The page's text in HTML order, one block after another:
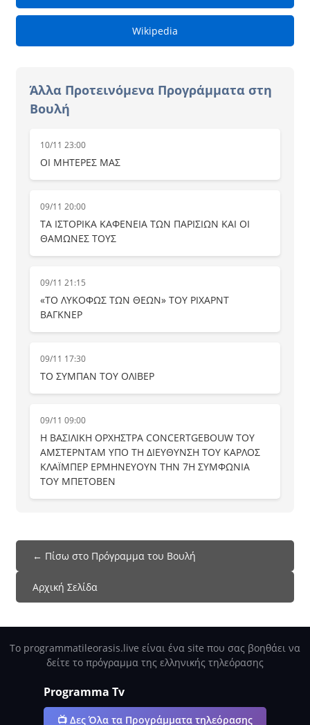
Wikipedia
Άλλα Προτεινόμενα Προγράμματα στη
Βουλή
10/11 23:00
ΟΙ ΜΗΤΕΡΕΣ ΜΑΣ
09/11 20:00
ΤΑ ΙΣΤΟΡΙΚΑ ΚΑΦΕΝΕΙΑ ΤΩΝ ΠΑΡΙΣΙΩΝ ΚΑΙ ΟΙ
ΘΑΜΩΝΕΣ ΤΟΥΣ
09/11 21:15
«ΤΟ ΛΥΚΟΦΩΣ ΤΩΝ ΘΕΩΝ» ΤΟΥ ΡΙΧΑΡΝΤ
ΒΑΓΚΝΕΡ
09/11 17:30
ΤΟ ΣΥΜΠΑΝ ΤΟΥ ΟΛΙΒΕΡ
09/11 09:00
Η ΒΑΣΙΛΙΚΗ ΟΡΧΗΣΤΡΑ CONCERTGEBOUW ΤΟΥ
ΑΜΣΤΕΡΝΤΑΜ ΥΠΟ ΤΗ ΔΙΕΥΘΥΝΣΗ ΤΟΥ ΚΑΡΛΟΣ
ΚΛΑΪΜΠΕΡ ΕΡΜΗΝΕΥΟΥΝ ΤΗΝ 7Η ΣΥΜΦΩΝΙΑ
ΤΟΥ ΜΠΕΤΟΒΕΝ
← Πίσω στο Πρόγραμμα του Βουλή
Αρχική Σελίδα
Το programmatileorasis.live είναι ένα site που σας βοηθάει να
δείτε το πρόγραμμα της ελληνικής τηλεόρασης
Programma Tv
📺 Δες Όλα τα Προγράμματα τηλεόρασης